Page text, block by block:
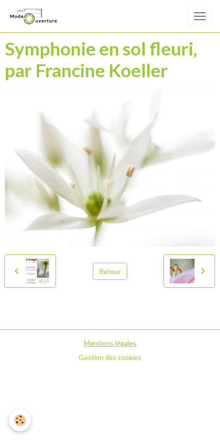
Symphonie en sol fleuri,
par Francine Koeller
Retour
Mentions légales
Gestion des cookies